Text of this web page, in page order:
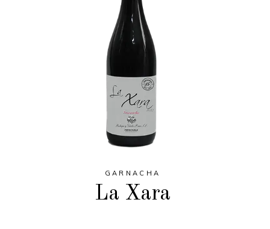
GARNACHA
La Xara